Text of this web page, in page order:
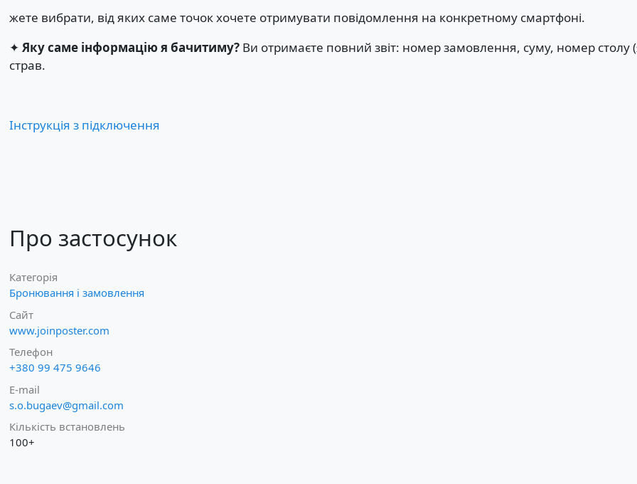
жете вибрати, від яких саме точок хочете отримувати повідомлення на конкретному смартфоні.
✦ Яку саме інформацію я бачитиму?Ви отримаєте повний звіт: номер замовлення, суму, номер столу
страв.
Інструкція з підключення
Про застосунок
Категорія
Бронювання і замовлення
Сайт
www.joinposter.com
Телефон
+380 99 475 9646
E-mail
s.o.bugaev@gmail.com
Кількість встановлень
100+